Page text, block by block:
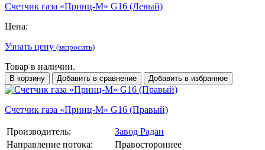
Счетчик газа «Принц-М» G16 (Левый)
Цена:
Узнать цену (запросить)
Товар в наличии.
В корзину Добавить в сравнение Добавить в избранное
Счетчик газа «Принц-М» G16 (Правый)
Производитель:
Завод Радан
Направление потока:
Правостороннее